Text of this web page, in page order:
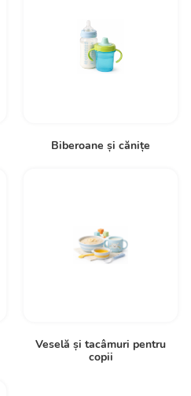
Biberoane și cănițe
Veselă și tacâmuri pentru
copii